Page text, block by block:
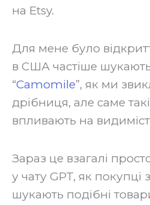
на Etsy.
Для мене було
в США частіше шукають
“Camomile”, як ми
дрібниця, але саме
впливають на
Зараз це взагалі
у чату GPT, як
шукають подібні